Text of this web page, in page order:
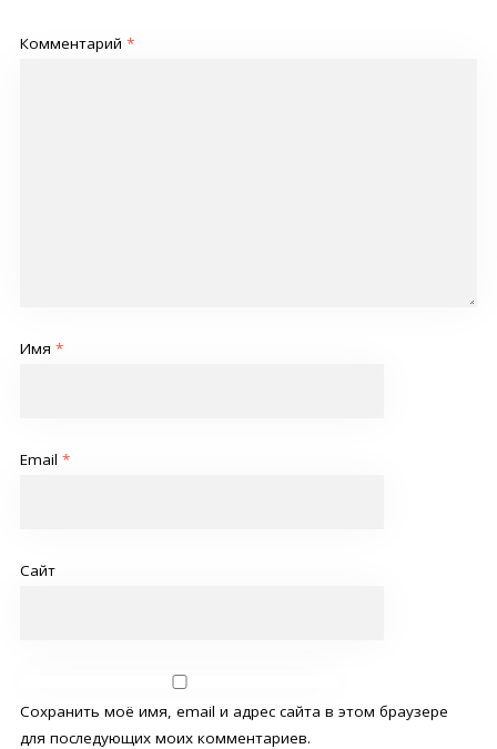
Комментарий *
Имя *
Email *
Сайт
Сохранить моё имя, email и адрес сайта в этом браузере
для последующих моих комментариев.